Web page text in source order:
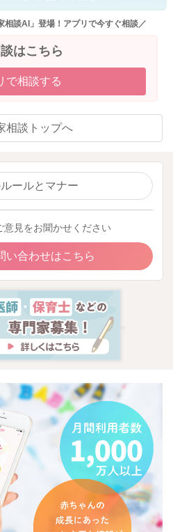
相談AI」登場！アプリで今すぐ相談／
はこちら
で相談する
相談トップへ
ールとマナー
見をお聞かせください
い合わせはこちら